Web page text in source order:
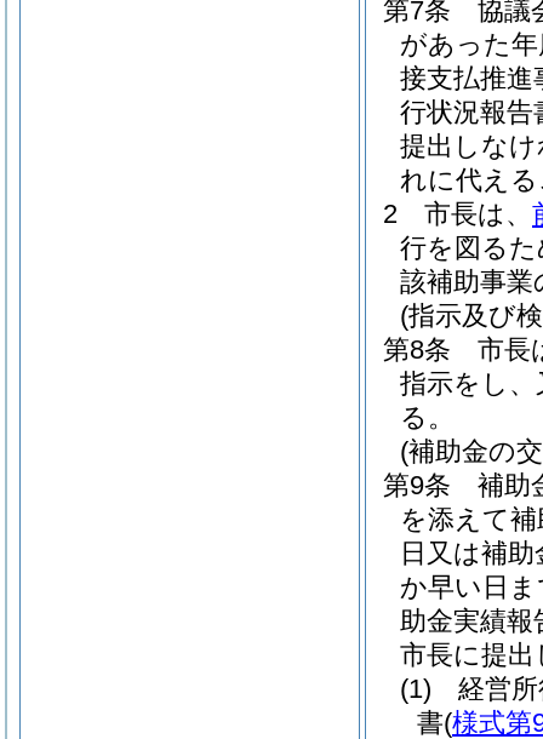
第7条
協議
があった
接支払推進
行状況報告
提出しな
れに代え
2
市長は、
行を図る
該補助事
(指示及び
第8条
市長
指示をし
る。
(補助金の
第9条
補助
を添えて
日又は補
か早い日
助金実績報
市長に提
(1)
経営
書(様式第